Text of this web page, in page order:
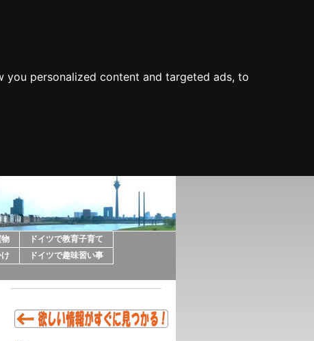
personalized content and targeted ads, to
物
ドイツで教育子育て
け
ドイツで趣味習い事